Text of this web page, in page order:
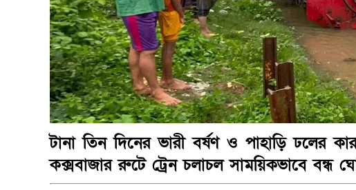
টানা তিন দিনের ভারী বর্ষণ ও পাহাড়ি ঢলের
কক্সবাজার রুটে ট্রেন চলাচল সাময়িকভাবে বন্ধ